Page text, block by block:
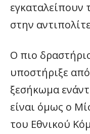
εγκαταλείπουν
στην
Ο πιο
υποστήριξε
ξεσήκωμα
είναι όμως ο
του Εθνικού